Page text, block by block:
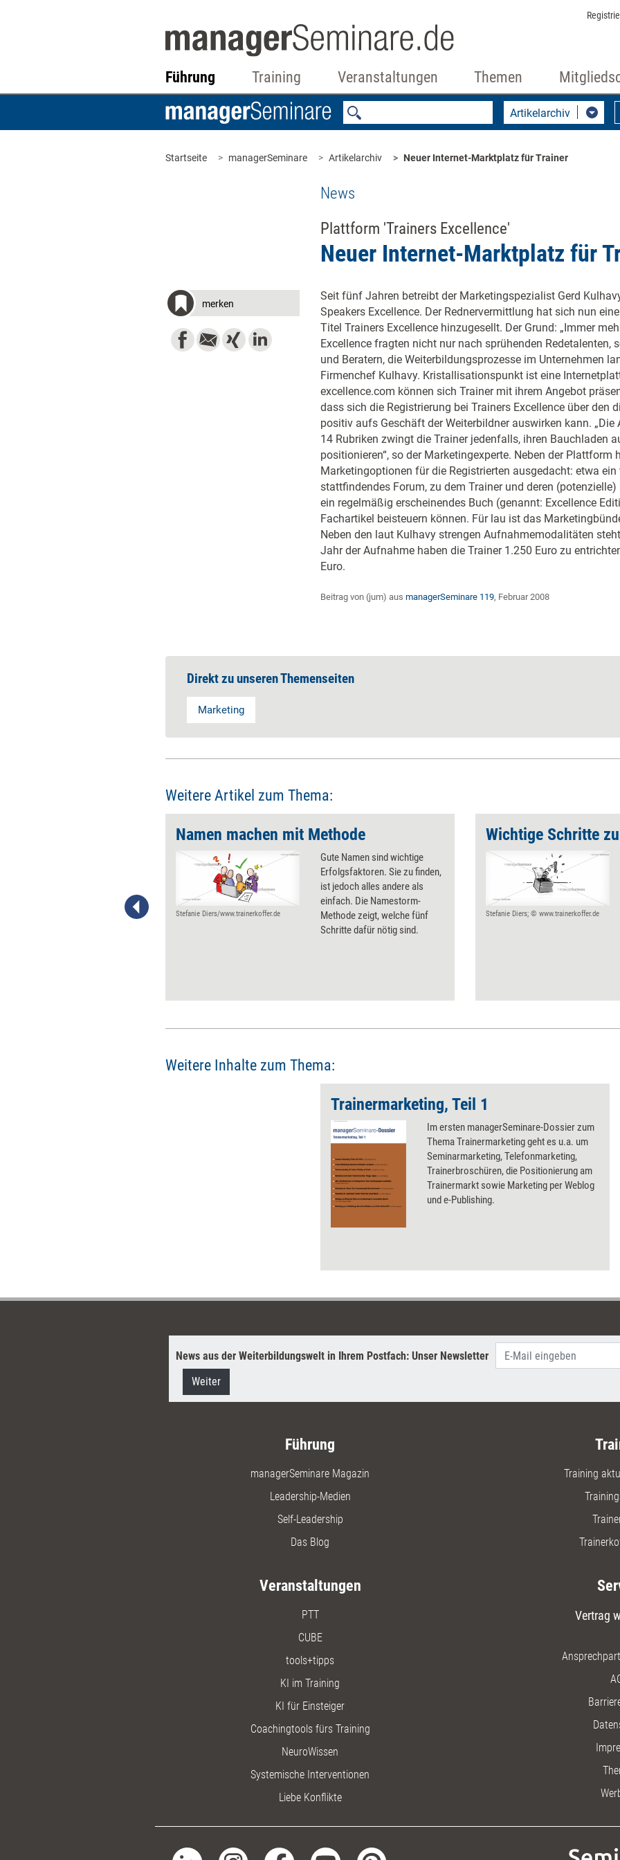
Führung Training Veranstaltungen Themen
Artikelarchiv
Startseite managerSeminare Artikelarchiv Neuer Internet-Marktplatz für Trainer
News
Plattform 'Trainers Excellence'
Neuer Internet-Marktplatz für
merken
Seit fünf Jahren betreibt der Marketingspezialist Gerd
Speakers Excellence. Der Rednervermittlung hat sich nun
Titel Trainers Excellence hinzugesellt. Der Grund: „Immer
Excellence fragten nicht nur nach sprühenden Redetalenten,
und Beratern, die Weiterbildungsprozesse im Unternehmen
Firmenchef Kulhavy. Kristallisationspunkt ist eine
excellence.com können sich Trainer mit ihrem Angebot
dass sich die Registrierung bei Trainers Excellence über den
positiv aufs Geschäft der Weiterbildner auswirken kann.
14 Rubriken zwingt die Trainer jedenfalls, ihren Bauchladen
positionieren“, so der Marketingexperte. Neben der Plattform
Marketingoptionen für die Registrierten ausgedacht: etwa
stattfindendes Forum, zu dem Trainer und deren
ein regelmäßig erscheinendes Buch (genannt: Excellence
Fachartikel beisteuern können. Für lau ist das
Neben den laut Kulhavy strengen Aufnahmemodalitäten
Jahr der Aufnahme haben die Trainer 1.250 Euro zu
Euro.
Beitrag von (jum) aus managerSeminare 119, Februar 2008
Direkt zu unseren Themenseiten
Marketing
Weitere Artikel zum Thema:
ist aber notwendig. Doch der
Namen machen mit Methode
Stefanie Diers/www.trainerkoffer.de
Gute Namen sind wichtige
Erfolgsfaktoren. Sie zu finden,
ist jedoch alles andere als
einfach. Die Namestorm-
Methode zeigt, welche fünf
Schritte dafür nötig sind.
Stefanie Diers; © www.trainerkoffer.de
Weitere Inhalte zum Thema:
Trainermarketing, Teil 1
Im ersten managerSeminare-Dossier zum
Thema Trainermarketing geht es u.a. um
Seminarmarketing, Telefonmarketing,
Trainerbroschüren, die Positionierung am
Trainermarkt sowie Marketing per Weblog
und e-Publishing.
News aus der Weiterbildungswelt in Ihrem Postfach: Unser Newsletter
Weiter
Führung
managerSeminare Magazin
Leadership-Medien
Self-Leadership
Das Blog
Training
Veranstaltungen
PTT
CUBE
tools+tipps
KI im Training
KI für Einsteiger
Coachingtools fürs Training
NeuroWissen
Systemische Interventionen
Liebe Konflikte
Vertrag